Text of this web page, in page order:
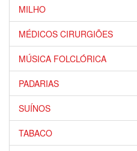
MILHO
MÉDICOS CIRURGIÕES
MÚSICA FOLCLÓRICA
PADARIAS
SUÍNOS
TABACO